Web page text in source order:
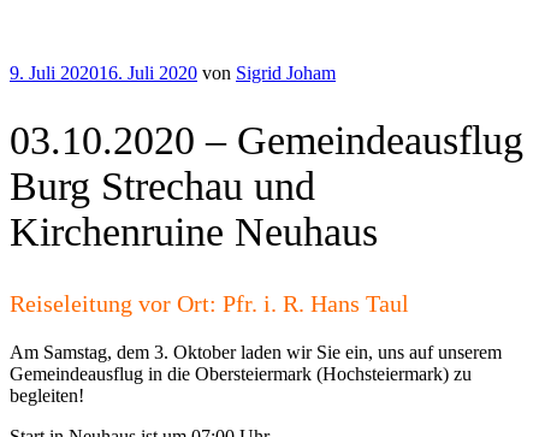
Veröffentlicht
9. Juli 202016. Juli 2020 von Sigrid Joham
03.10.2020 – Gemeindeausflug
Burg Strechau und
Kirchenruine Neuhaus
Reiseleitung vor Ort: Pfr. i. R. Hans Taul
Am Samstag, dem 3. Oktober laden wir Sie ein, uns auf unserem
Gemeindeausflug in die Obersteiermark (Hochsteiermark) zu
begleiten!